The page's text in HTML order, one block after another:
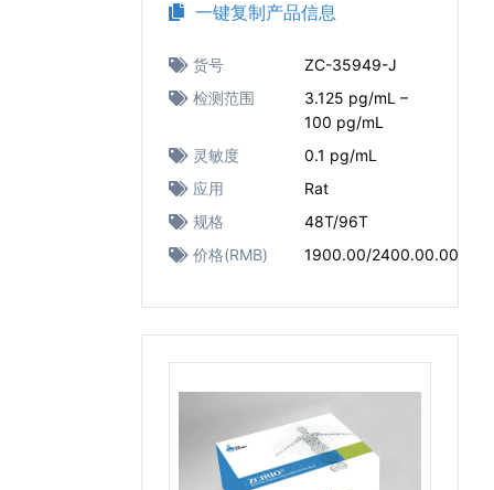
一键复制产品信息
货号
ZC-35949-J
检测范围
3.125 pg/mL –
100 pg/mL
灵敏度
0.1 pg/mL
应用
Rat
规格
48T/96T
价格(RMB)
1900.00/2400.00.00